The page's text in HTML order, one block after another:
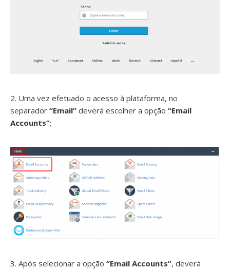
2. Uma vez efetuado o acesso à plataforma, no
separador “Email” deverá escolher a opção “Email
Accounts”;
3. Após selecionar a opção “Email Accounts”, deverá